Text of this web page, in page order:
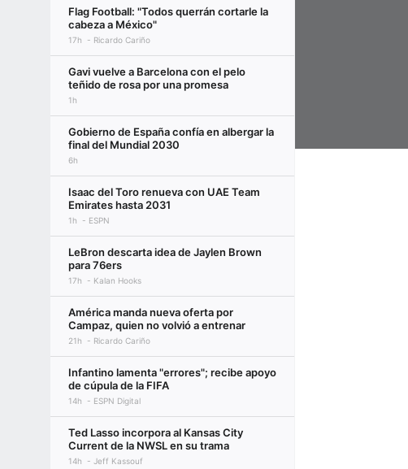
Flag Football: "Todos querrán cortarle la
cabeza a México"
17h Ricardo Cariño
Gavi vuelve a Barcelona con el pelo
teñido de rosa por una promesa
1h
Gobierno de España confía en albergar la
final del Mundial 2030
6h
Isaac del Toro renueva con UAE Team
Emirates hasta 2031
1h ESPN
LeBron descarta idea de Jaylen Brown
para 76ers
17h Kalan Hooks
América manda nueva oferta por
Campaz, quien no volvió a entrenar
21h Ricardo Cariño
Infantino lamenta "errores"; recibe apoyo
de cúpula de la FIFA
14h ESPN Digital
Ted Lasso incorpora al Kansas City
Current de la NWSL en su trama
14h Jeff Kassouf